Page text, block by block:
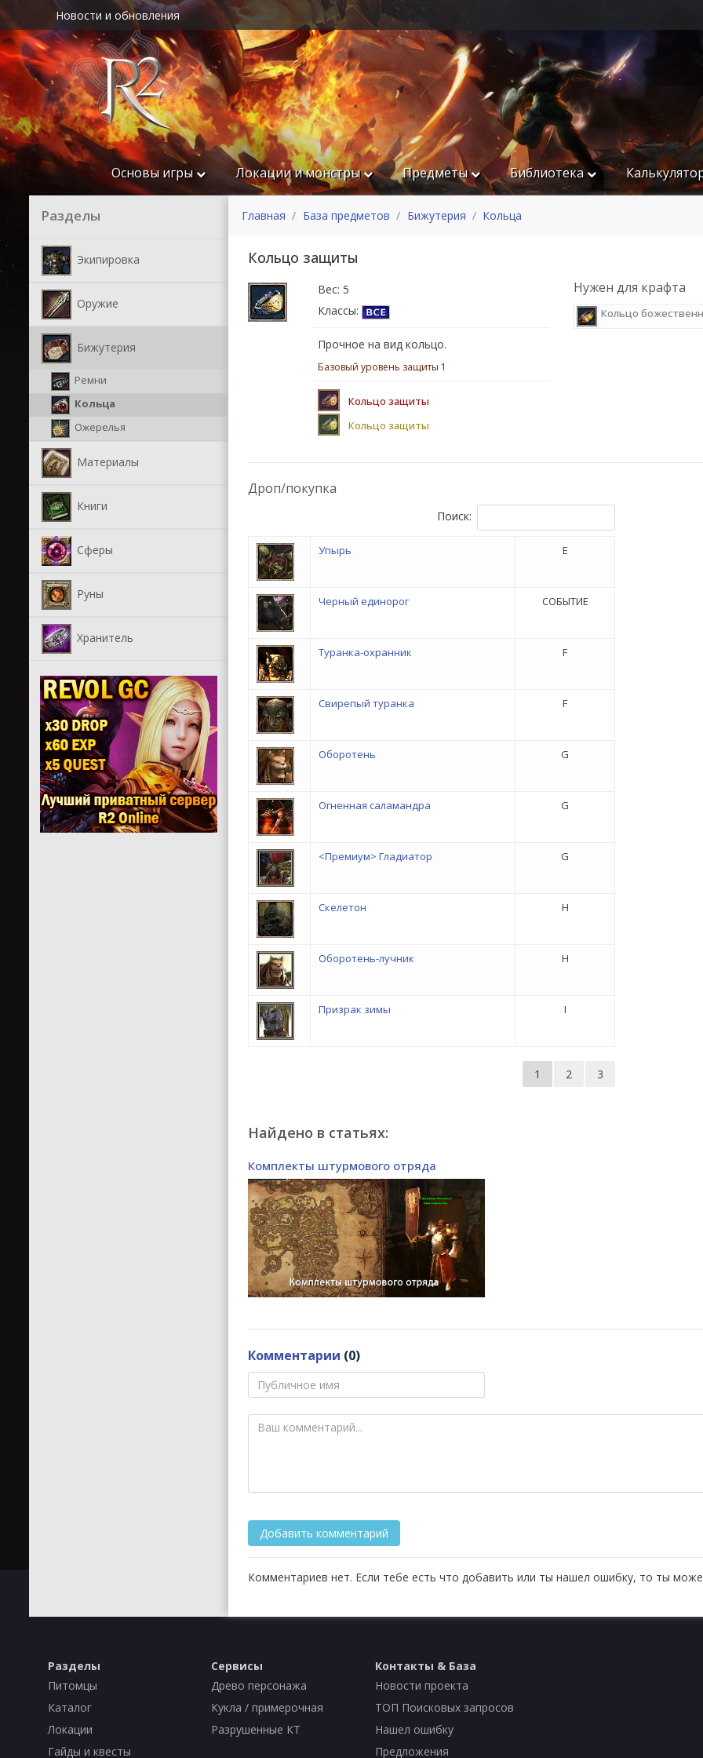
Новости и обновления
Основы игры Локации и монстры Предметы Библиотека
Разделы
Экипировка
Оружие
Бижутерия
Ремни
Кольца
Ожерелья
Материалы
Книги
Сферы
Руны
Хранитель
Главная База предметов Бижутерия Кольца
Кольцо защиты
Вес: 5
Классы:
Прочное на вид кольцо.
Базовый уровень защиты 1
Кольцо защиты
Кольцо защиты
Нужен для крафта
Кольцо
Дроп/покупка
Поиск:
Упырь E
Черный единорог СОБЫТИЕ
Туранка-охранник F
Свирепый туранка F
Оборотень G
Огненная саламандра G
<Премиум> Гладиатор G
Скелетон H
Оборотень-лучник H
Призрак зимы I
1 2 3
Найдено в статьях:
Комплекты штурмового отряда
Комментарии (0)
Комментариев нет. Если тебе есть что добавить или ты нашел ошибку, то ты
Разделы
Питомцы
Каталог
Локации
Гайды и квесты
Сервисы
Древо персонажа
Кукла / примерочная
Разрушенные КТ
Контакты & База
Новости проекта
ТОП Поисковых запросов
Нашел ошибку
Предложения